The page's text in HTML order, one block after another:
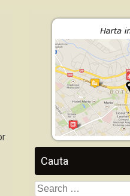
Cauta
Search